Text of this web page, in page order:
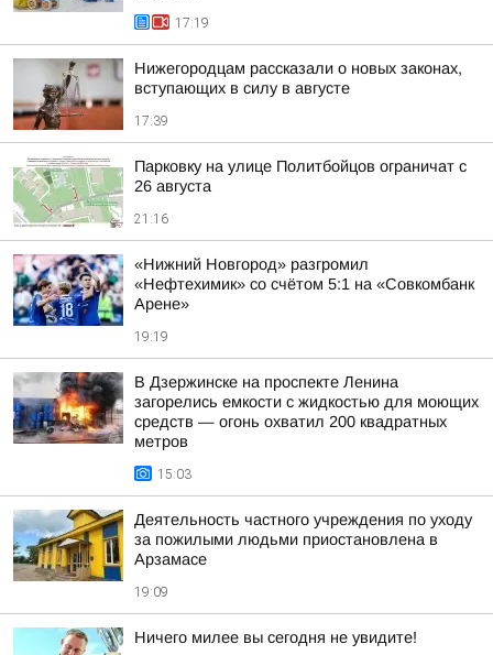
17:19
Нижегородцам рассказали о новых законах,
вступающих в силу в августе
17:39
Парковку на улице Политбойцов ограничат с
26 августа
21:16
«Нижний Новгород» разгромил
«Нефтехимик» со счётом 5:1 на «Совкомбанк
Арене»
19:19
В Дзержинске на проспекте Ленина
загорелись емкости с жидкостью для моющих
средств — огонь охватил 200 квадратных
метров
15:03
Деятельность частного учреждения по уходу
за пожилыми людьми приостановлена в
Арзамасе
19:09
Ничего милее вы сегодня не увидите!